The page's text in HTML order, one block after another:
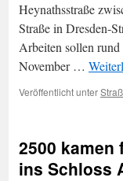
Heynathsstraße
Straße in Dresden-
Arbeiten sollen
November …
Veröffentlicht unter
2500 kamen
ins Schloss